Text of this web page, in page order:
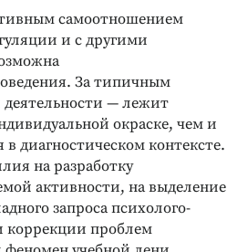
самоотношением
и с другими
За типичным
— лежит
окраске, чем и
диагностическом контексте.
на разработку
активности, на выделение
запроса психолого-
коррекции проблем